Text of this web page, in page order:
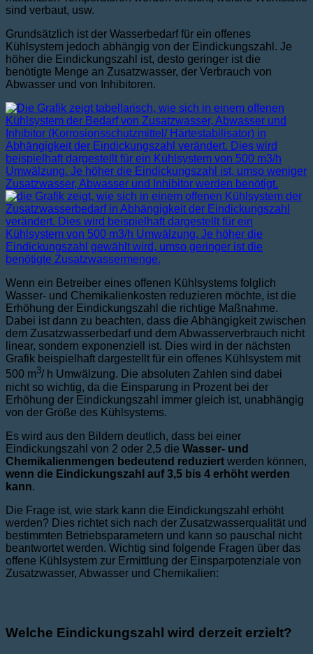
sind verbaut, usw.
Grundsätzlich ist der Wasserbedarf für ein offenes
Kühlsystem jedoch abhängig von der Eindickungszahl. Je
höher die Eindickungszahl ist, desto geringer ist die
benötigte Menge an Zusatzwasser, der Verbrauch von
Abwasser und von Inhibitoren.
Wenn ein Betreiber eines offenen Kühlsystems folglich
Wasser- und Chemikalienkosten reduzieren möchte, ist die
Erhöhung der Eindickungszahl die richtige Maßnahme.
Dabei ist dann zu beachten, dass die Abhängigkeit zwischen
dem Zusatzwasserbedarf und dem Abwasserverbrauch nicht
linear, sondern exponenziell ist. Dies wird in der nächsten
Grafik beispielhaft dargestellt für ein offenes Kühlsystem mit
500 m3/ h Umwälzung. Die absoluten Zahlen sind dabei
nicht so wichtig, da die Einsparung in Prozent bei der
Erhöhung der Eindickungszahl immer gleich ist, unabhängig
von der Größe des Kühlsystems.
Es wird aus den Bildern deutlich, dass bei einer
Eindickungszahl von 2 oder 2,5 die Wasser- und
Chemikalienmengen bedeutend reduziert werden können,
wenn die Eindickungszahl auf 3,5 bis 4 erhöht werden
kann.
Die Frage ist, wie stark kann die Eindickungszahl erhöht
werden? Dies richtet sich nach der Zusatzwasserqualität und
bestimmten Betriebsparametern und kann so pauschal nicht
beantwortet werden. Wichtig sind folgende Fragen über das
offene Kühlsystem zur Ermittlung der Einsparpotenziale von
Zusatzwasser, Abwasser und Chemikalien:
Welche Eindickungszahl wird derzeit erzielt?